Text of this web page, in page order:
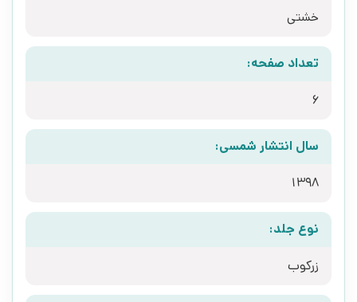
خشتی
تعداد صفحه:
6
سال انتشار شمسی:
1398
نوع جلد:
زرکوب